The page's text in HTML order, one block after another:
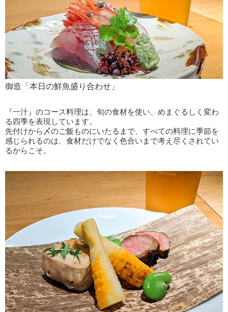
御造「本日の鮮魚盛り合わせ」
『一汁』のコース料理は、旬の食材を使い、めまぐるしく変わ
る四季を表現しています。
先付けから〆のご飯ものにいたるまで、すべての料理に季節を
感じられるのは、食材だけでなく色合いまで考え尽くされてい
るからこそ。